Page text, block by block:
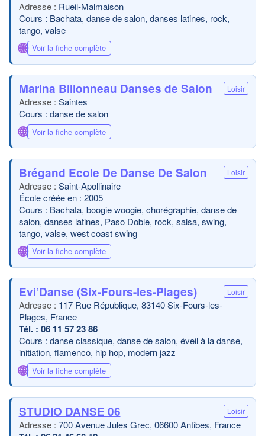
Rueil-Malmaison
Cours : Bachata, danse de salon, danses latines, rock,
tango, valse
🌐 Voir la fiche complète
Marina Billonneau Danses de Salon Loisir
Saintes
Cours : danse de salon
🌐 Voir la fiche complète
Brégand Ecole De Danse De Salon Loisir
Saint-Apollinaire
École créée en : 2005
Cours : Bachata, boogie woogie, chorégraphie, danse de
salon, danses latines, Paso Doble, rock, salsa, swing,
tango, valse, west coast swing
🌐 Voir la fiche complète
Evi’Danse (Six-Fours-les-Plages) Loisir
117 Rue République, 83140 Six-Fours-les-
Plages, France
06 11 57 23 86
Cours : danse classique, danse de salon, éveil à la danse,
initiation, flamenco, hip hop, modern jazz
🌐 Voir la fiche complète
STUDIO DANSE 06 Loisir
700 Avenue Jules Grec, 06600 Antibes, France